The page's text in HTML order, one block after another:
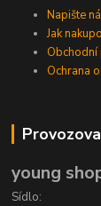
Napište
Jak
Ochrana
young
Sídlo: